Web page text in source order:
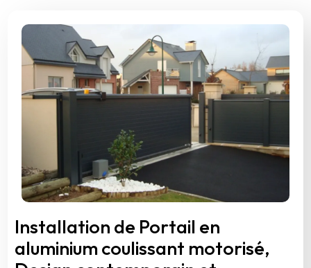
Installation de Portail en
aluminium coulissant motorisé,